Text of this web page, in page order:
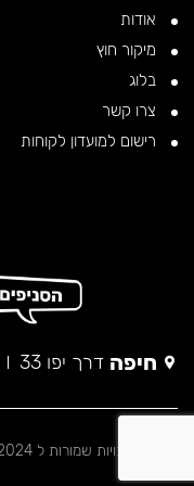
אודות
מיקור חוץ
בלוג
צרו קשר
רישום למועדון לקוחות
חיפה דרך יפו 33
© כל הזכויות שמורות ל 2024 GOOSTO